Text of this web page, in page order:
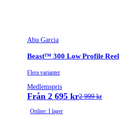
Abu Garcia
Beast™ 300 Low Profile Reel
Flera varianter
Medlemspris
Från 2 695 kr2 999 kr
Online: I lager